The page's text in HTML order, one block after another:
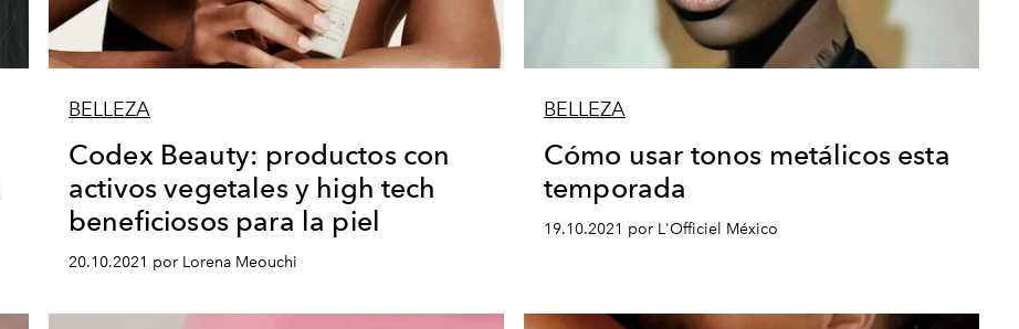
BELLEZA
Codex Beauty: productos con
activos vegetales y high tech
beneficiosos para la piel
20.10.2021 por Lorena Meouchi
BELLEZA
Cómo usar tonos metálicos esta
temporada
19.10.2021 por L'Officiel México